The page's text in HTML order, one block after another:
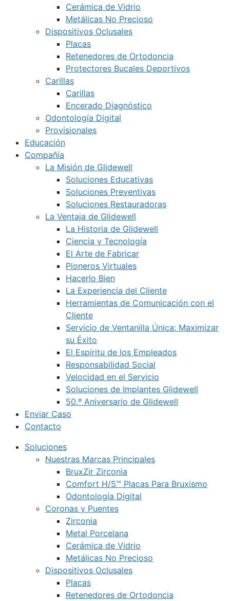
Cerámica de Vidrio
Metálicas No Precioso
Dispositivos Oclusales
Placas
Retenedores de Ortodoncia
Protectores Bucales Deportivos
Carillas
Carillas
Encerado Diagnóstico
Odontología Digital
Provisionales
Educación
Compañía
La Misión de Glidewell
Soluciones Educativas
Soluciones Preventivas
Soluciones Restauradoras
La Ventaja de Glidewell
La Historia de Glidewell
Ciencia y Tecnología
El Arte de Fabricar
Pioneros Virtuales
Hacerlo Bien
La Experiencia del Cliente
Herramientas de Comunicación con el
Cliente
Servicio de Ventanilla Única: Maximizar
su Éxito
El Espíritu de los Empleados
Responsabilidad Social
Velocidad en el Servicio
Soluciones de Implantes Glidewell
50.º Aniversario de Glidewell
Enviar Caso
Contacto
Soluciones
Nuestras Marcas Principales
BruxZir Zirconia
Comfort H/S™ Placas Para Bruxismo
Odontología Digital
Coronas y Puentes
Zirconia
Metal Porcelana
Cerámica de Vidrio
Metálicas No Precioso
Dispositivos Oclusales
Placas
Retenedores de Ortodoncia